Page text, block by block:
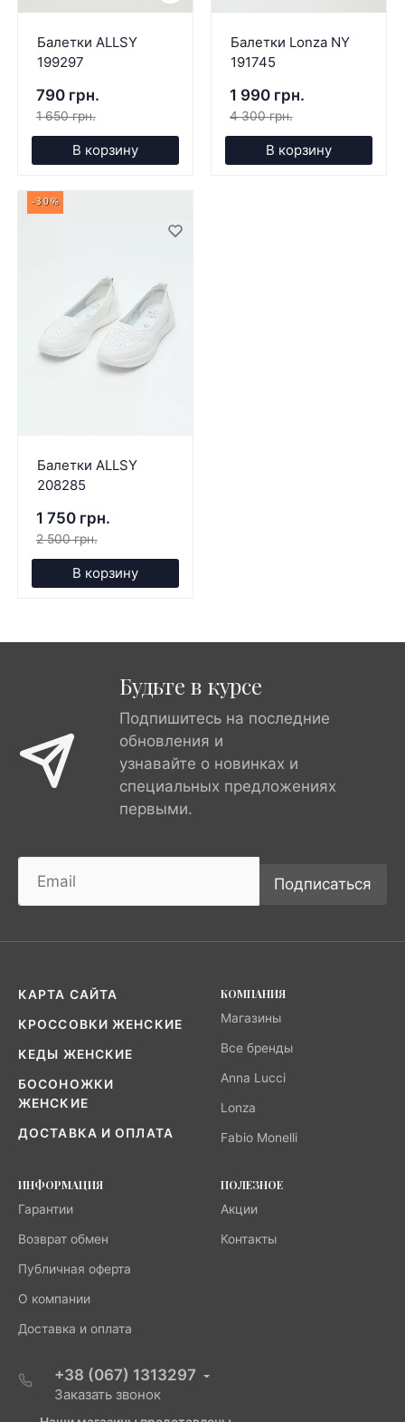
Балетки ALLSY
199297
790 грн.
1 650 грн.
В корзину
Балетки Lonza NY
191745
1 990 грн.
4 300 грн.
В корзину
-30%
Балетки ALLSY
208285
1 750 грн.
2 500 грн.
В корзину
Будьте в курсе
Подпишитесь на последние
обновления и
узнавайте о новинках и
специальных предложениях
первыми.
Подписаться
КАРТА САЙТА
КРОССОВКИ ЖЕНСКИЕ
КЕДЫ ЖЕНСКИЕ
БОСОНОЖКИ
ЖЕНСКИЕ
ДОСТАВКА И ОПЛАТА
КОМПАНИЯ
Магазины
Все бренды
Anna Lucci
Lonza
Fabio Monelli
ИНФОРМАЦИЯ
Гарантии
Возврат обмен
Публичная оферта
О компании
Доставка и оплата
ПОЛЕЗНОЕ
Акции
Контакты
+38 (067) 1313297
Заказать звонок